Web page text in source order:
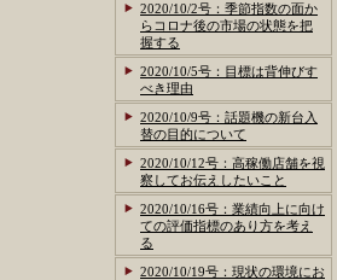
2020/10/2号：季節指数の面か
らコロナ後の市場の状態を把
握する
2020/10/5号：目標は背伸びす
べき理由
2020/10/9号：話題機の新台入
替の目的について
2020/10/12号：高稼働店舗を視
察してお伝えしたいこと
2020/10/16号：業績向上に向け
ての評価指標のあり方を考え
る
2020/10/19号：現状の環境にお